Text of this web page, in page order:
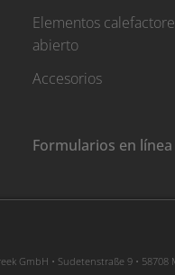
Elementos
abierto
Accesorios
Formularios en línea
GmbH • Sudetenstraße 9 • 58708